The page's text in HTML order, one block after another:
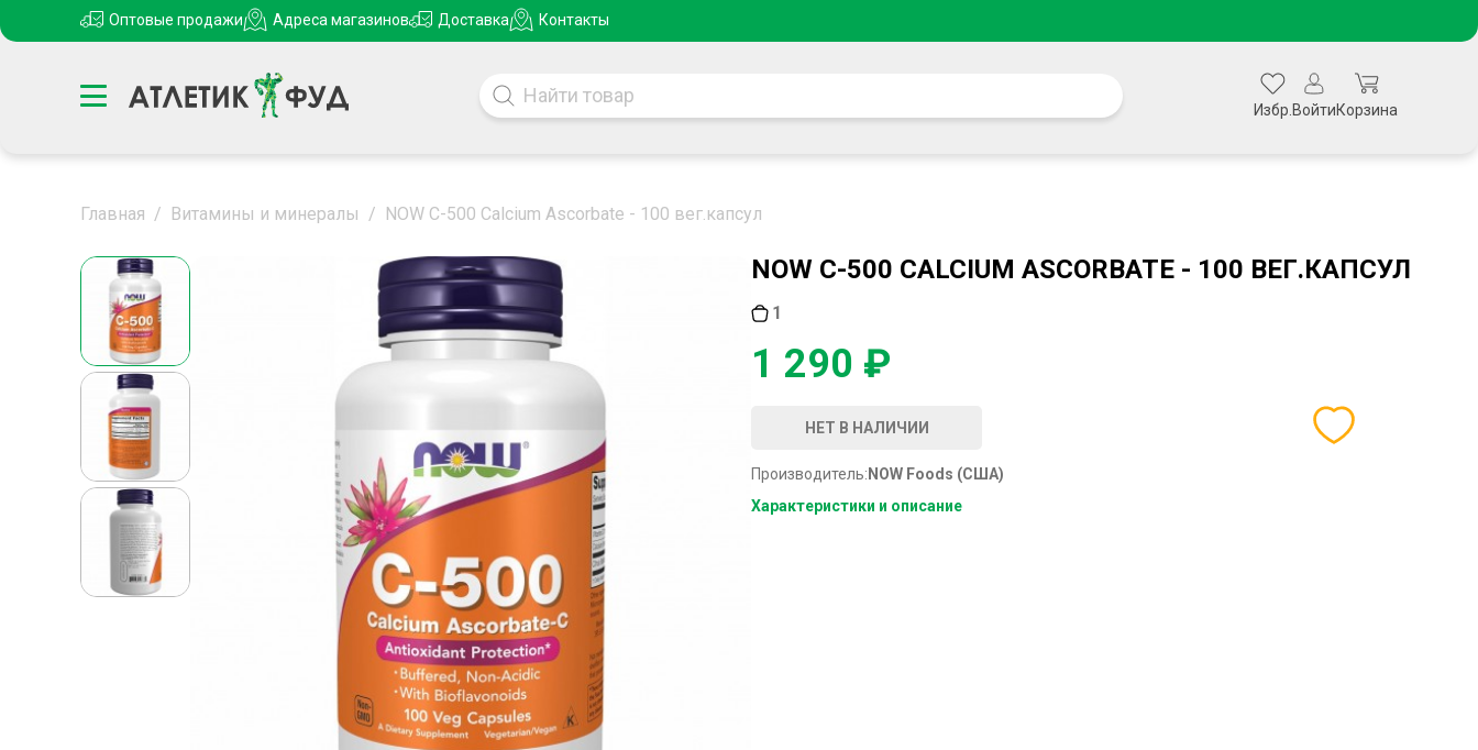
Оптовые продажи Адреса магазинов Доставка Контакты
Избр. ВойтиКорзина
Главная / Витамины и минералы / NOW C-500 Calcium Ascorbate - 100 вег.капсул
NOW C-500 CALCIUM ASCORBATE - 100 ВЕГ.КАПСУЛ
1
1 290 ₽
НЕТ В НАЛИЧИИ
Производитель: NOW Foods (США)
Характеристики и описание